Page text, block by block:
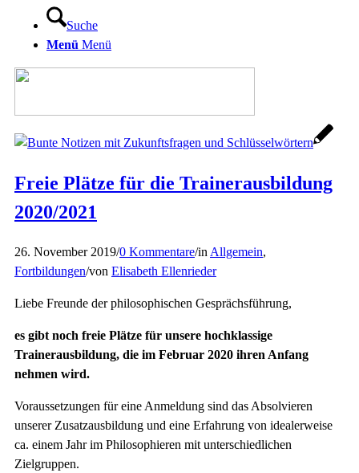
Suche
Menü Menü
Freie Plätze für die Trainerausbildung
2020/2021
26. November 2019/0 Kommentare/in Allgemein,
Fortbildungen/von Elisabeth Ellenrieder
Liebe Freunde der philosophischen Gesprächsführung,
es gibt noch freie Plätze für unsere hochklassige
Trainerausbildung, die im Februar 2020 ihren Anfang
nehmen wird.
Voraussetzungen für eine Anmeldung sind das Absolvieren
unserer Zusatzausbildung und eine Erfahrung von idealerweise
ca. einem Jahr im Philosophieren mit unterschiedlichen
Zielgruppen.